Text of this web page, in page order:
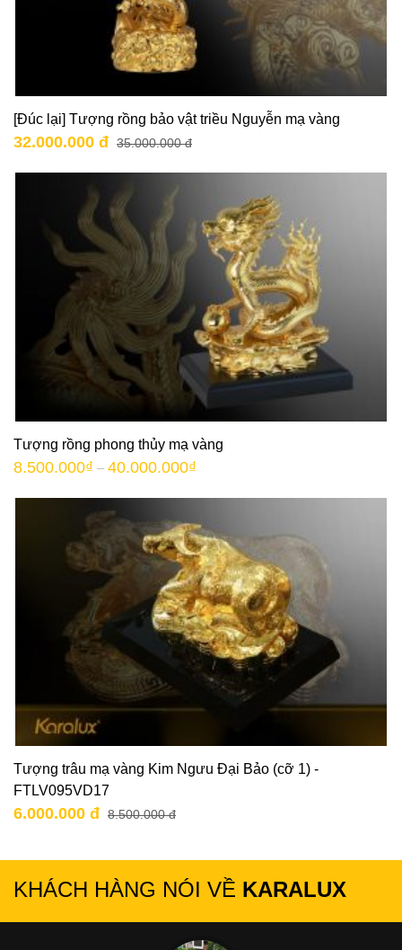
[Đúc lại] Tượng rồng bảo vật triều Nguyễn mạ vàng
32.000.000 đ 35.000.000 đ
Tượng rồng phong thủy mạ vàng
8.500.000₫ – 40.000.000₫
Tượng trâu mạ vàng Kim Ngưu Đại Bảo (cỡ 1) -
FTLV095VD17
6.000.000 đ 8.500.000 đ
KHÁCH HÀNG NÓI VỀ KARALUX